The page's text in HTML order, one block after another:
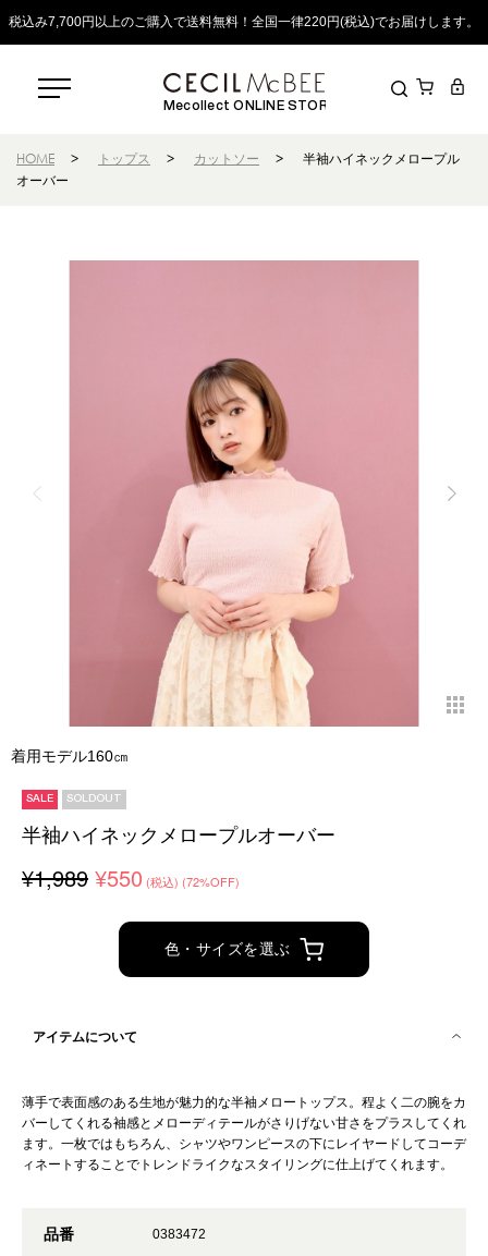
税込み7,700円以上のご購入で送料無料！全国一律220円(税込)でお届けします。
Mecollect ONLINE STORE
HOME > トップス > カットソー >
半袖ハイネックメロープル
オーバー
着用モデル160㎝
SALE SOLDOUT
半袖ハイネックメロープルオーバー
¥1,989 ¥550 (税込) (72%OFF)
色・サイズを選ぶ
アイテムについて
薄手で表面感のある生地が魅力的な半袖メロートップス。程よく二の腕をカ
バーしてくれる袖感とメローディテールがさりげない甘さをプラスしてくれ
ます。一枚ではもちろん、シャツやワンピースの下にレイヤードしてコーデ
ィネートすることでトレンドライクなスタイリングに仕上げてくれます。
品番 0383472